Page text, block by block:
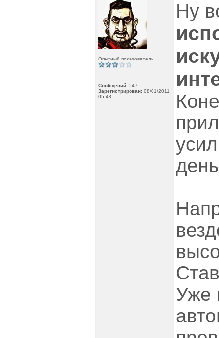
Опытный пользователь
Сообщений: 247
Зарегистрирован: 08/01/2011
05:48
Ну
Уже